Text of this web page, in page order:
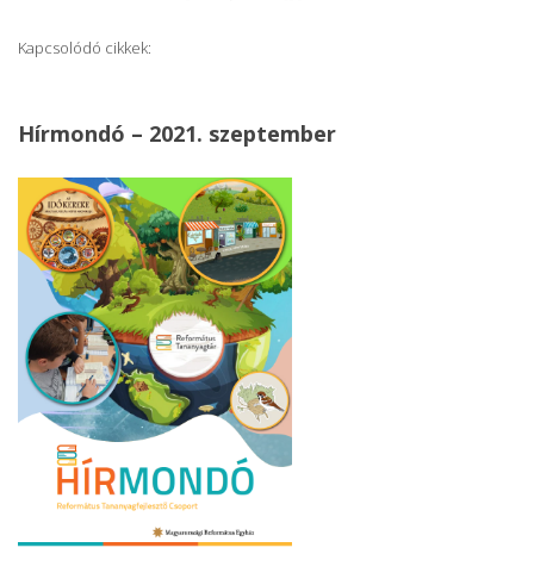
Kapcsolódó cikkek:
Hírmondó – 2021. szeptember